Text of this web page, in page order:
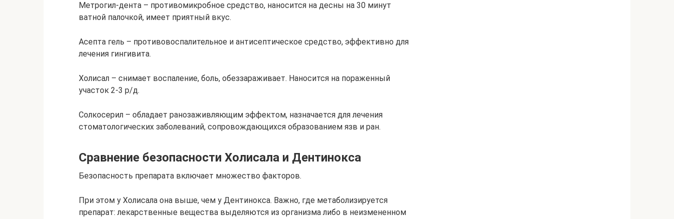
Метрогил-дента – противомикробное средство, наносится на десны на 30 минут
ватной палочкой, имеет приятный вкус.
Асепта гель – противовоспалительное и антисептическое средство, эффективно для
лечения гингивита.
Холисал – снимает воспаление, боль, обеззараживает. Наносится на пораженный
участок 2-3 р/д.
Солкосерил – обладает ранозаживляющим эффектом, назначается для лечения
стоматологических заболеваний, сопровождающихся образованием язв и ран.
Сравнение безопасности Холисала и Дентинокса
Безопасность препарата включает множество факторов.
При этом у Холисала она выше, чем у Дентинокса. Важно, где метаболизируется
препарат: лекарственные вещества выделяются из организма либо в неизмененном